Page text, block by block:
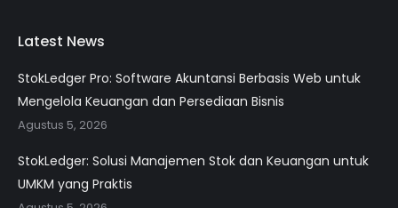
Latest News
StokLedger Pro: Software Akuntansi Berbasis Web untuk
Mengelola Keuangan dan Persediaan Bisnis
Agustus 5, 2026
StokLedger: Solusi Manajemen Stok dan Keuangan untuk
UMKM yang Praktis